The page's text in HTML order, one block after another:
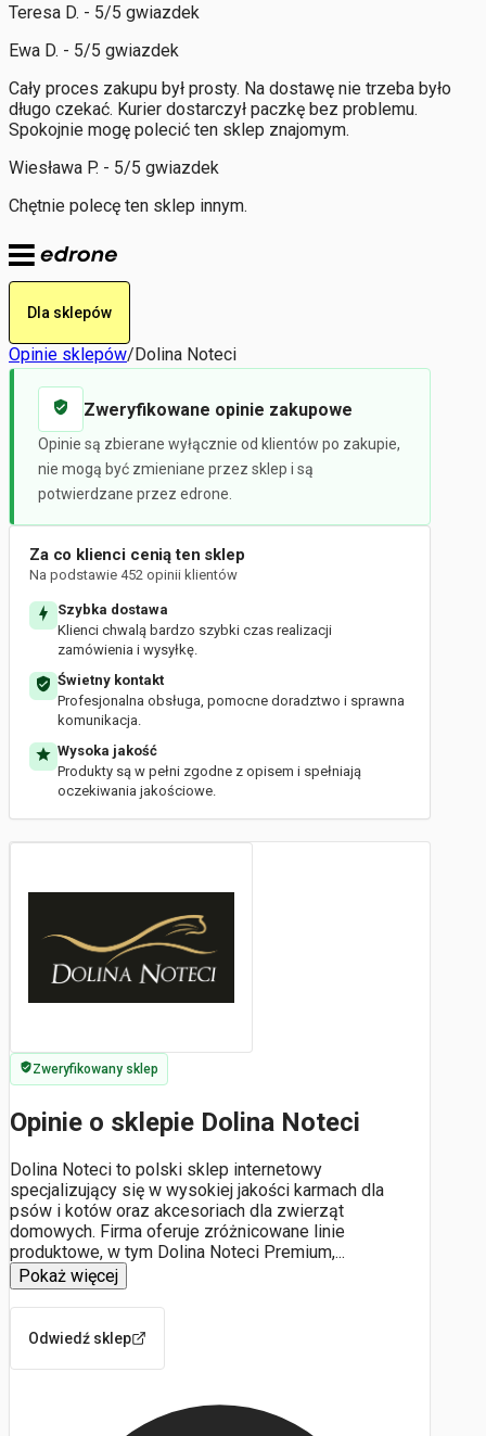
Teresa D. - 5/5 gwiazdek
Ewa D. - 5/5 gwiazdek
Cały proces zakupu był prosty. Na dostawę nie trzeba było
długo czekać. Kurier dostarczył paczkę bez problemu.
Spokojnie mogę polecić ten sklep znajomym.
Wiesława P. - 5/5 gwiazdek
Chętnie polecę ten sklep innym.
Dla sklepów
Opinie sklepów/Dolina Noteci
Zweryfikowane opinie zakupowe
Opinie są zbierane wyłącznie od klientów po zakupie,
nie mogą być zmieniane przez sklep i są
potwierdzane przez edrone.
Za co klienci cenią ten sklep
Na podstawie 452 opinii klientów
Szybka dostawa
Klienci chwalą bardzo szybki czas realizacji
zamówienia i wysyłkę.
Świetny kontakt
Profesjonalna obsługa, pomocne doradztwo i sprawna
komunikacja.
Wysoka jakość
Produkty są w pełni zgodne z opisem i spełniają
oczekiwania jakościowe.
Zweryfikowany sklep
Opinie o sklepie Dolina Noteci
Dolina Noteci to polski sklep internetowy
specjalizujący się w wysokiej jakości karmach dla
psów i kotów oraz akcesoriach dla zwierząt
domowych. Firma oferuje zróżnicowane linie
produktowe, w tym Dolina Noteci Premium,...
Pokaż więcej
Odwiedź sklep